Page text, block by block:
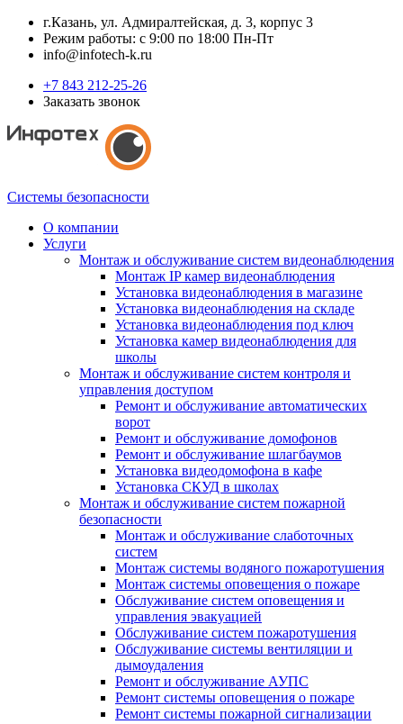
г.Казань, ул. Адмиралтейская, д. 3, корпус 3
Режим работы: с 9:00 по 18:00 Пн-Пт
info@infotech-k.ru
+7 843 212-25-26
Заказать звонок
Системы безопасности
О компании
Услуги
Монтаж и обслуживание систем видеонаблюдения
Монтаж IP камер видеонаблюдения
Установка видеонаблюдения в магазине
Установка видеонаблюдения на складе
Установка видеонаблюдения под ключ
Установка камер видеонаблюдения для
школы
Монтаж и обслуживание систем контроля и
управления доступом
Ремонт и обслуживание автоматических
ворот
Ремонт и обслуживание домофонов
Ремонт и обслуживание шлагбаумов
Установка видеодомофона в кафе
Установка СКУД в школах
Монтаж и обслуживание систем пожарной
безопасности
Монтаж и обслуживание слаботочных
систем
Монтаж системы водяного пожаротушения
Монтаж системы оповещения о пожаре
Обслуживание систем оповещения и
управления эвакуацией
Обслуживание систем пожаротушения
Обслуживание системы вентиляции и
дымоудаления
Ремонт и обслуживание АУПС
Ремонт системы оповещения о пожаре
Ремонт системы пожарной сигнализации